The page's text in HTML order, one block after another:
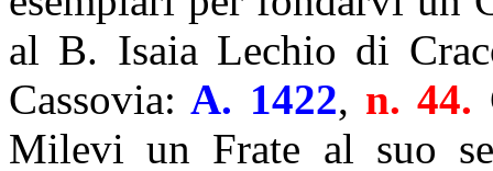
al B. Isaia Lechio di
Cassovia: A. 1422, n. 44.
Milevi un Frate al suo